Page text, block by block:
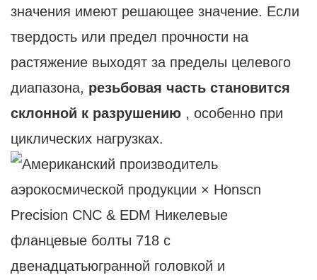
значения имеют решающее значение. Если
твердость или предел прочности на
растяжение выходят за пределы целевого
диапазона, резьбовая часть становится
склонной к разрушению , особенно при
циклических нагрузках.